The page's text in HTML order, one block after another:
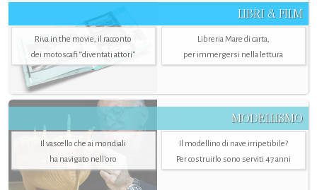
LIBRI & FILM
Riva in the movie, il racconto
dei motoscafi “diventati attori”
Libreria Mare di carta,
per immergersi nella lettura
MODELLISMO
Il vascello che ai mondiali
ha navigato nell’oro
Il modellino di nave irripetibile?
Per costruirlo sono serviti 47 anni